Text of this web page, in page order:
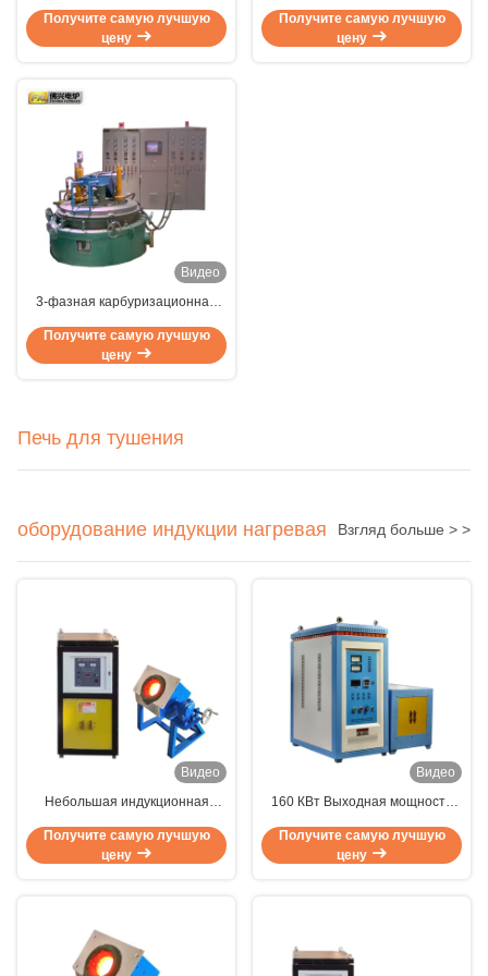
электрическим сопротивлением
Получите самую лучшую
цену
Вакуумная нитрирующая печь
Получите самую лучшую
цену
Видео
3-фазная карбуризационная
аммиака 160 кВт
Получите самую лучшую
цену
Печь для тушения
оборудование индукции нагревая Взгляд больше > >
Видео
Небольшая индукционная
с DSP Full Digit и PLC для
бесконтактного нагрева в
Получите самую лучшую
цену
Видео
160 КВт Выходная мощность
CE Индукционная
нагревательная машина для
Получите самую лучшую
цену